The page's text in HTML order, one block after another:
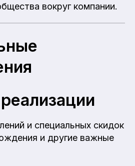
вокруг компании.
и специальных скидок
и другие важные